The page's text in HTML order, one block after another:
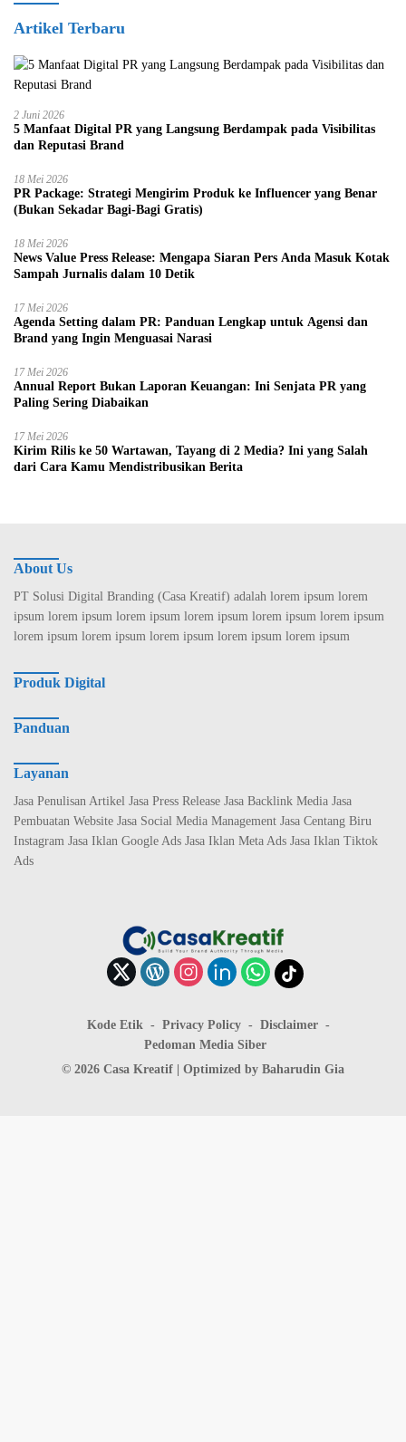
Artikel Terbaru
2 Juni 2026
5 Manfaat Digital PR yang Langsung Berdampak pada Visibilitas
dan Reputasi Brand
18 Mei 2026
PR Package: Strategi Mengirim Produk ke Influencer yang Benar
(Bukan Sekadar Bagi-Bagi Gratis)
18 Mei 2026
News Value Press Release: Mengapa Siaran Pers Anda Masuk Kotak
Sampah Jurnalis dalam 10 Detik
17 Mei 2026
Agenda Setting dalam PR: Panduan Lengkap untuk Agensi dan
Brand yang Ingin Menguasai Narasi
17 Mei 2026
Annual Report Bukan Laporan Keuangan: Ini Senjata PR yang
Paling Sering Diabaikan
17 Mei 2026
Kirim Rilis ke 50 Wartawan, Tayang di 2 Media? Ini yang Salah
dari Cara Kamu Mendistribusikan Berita
About Us
PT Solusi Digital Branding (Casa Kreatif) adalah lorem ipsum lorem
ipsum lorem ipsum lorem ipsum lorem ipsum lorem ipsum lorem ipsum
lorem ipsum lorem ipsum lorem ipsum lorem ipsum lorem ipsum
Produk Digital
Panduan
Layanan
Jasa Penulisan Artikel Jasa Press Release Jasa Backlink Media Jasa
Pembuatan Website Jasa Social Media Management Jasa Centang Biru
Instagram Jasa Iklan Google Ads Jasa Iklan Meta Ads Jasa Iklan Tiktok
Ads
Kode Etik Privacy Policy
Disclaimer
Pedoman Media Siber
© 2026 Casa Kreatif | Optimized by Baharudin Gia